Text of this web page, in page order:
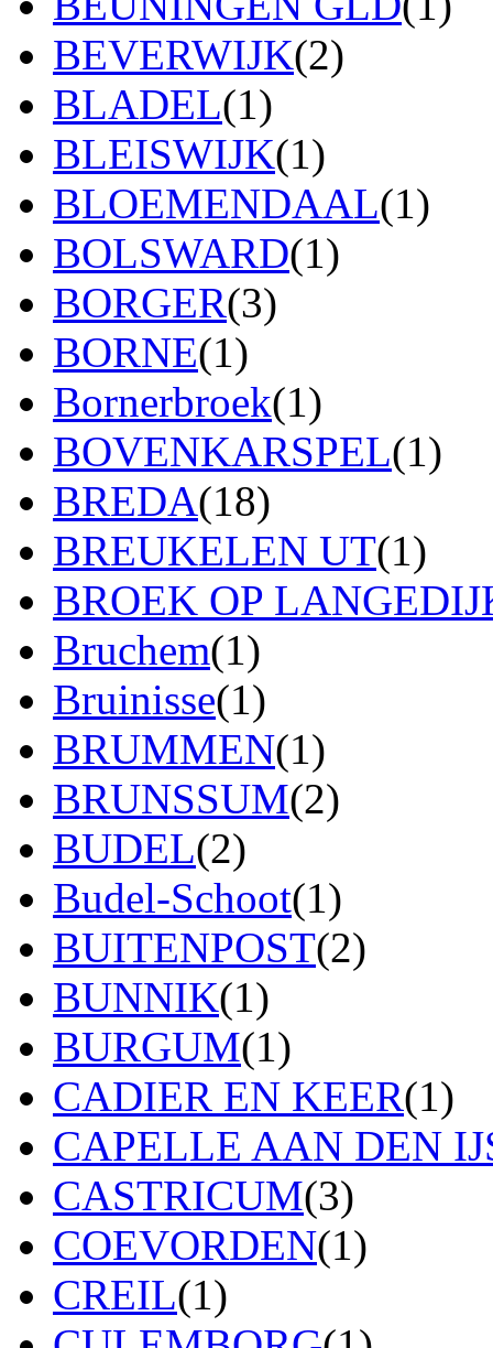
BEVERWIJK(2)
BLADEL(1)
BLEISWIJK(1)
BLOEMENDAAL(1)
BOLSWARD(1)
BORGER(3)
BORNE(1)
Bornerbroek(1)
BOVENKARSPEL(1)
BREDA(18)
BREUKELEN UT(1)
BROEK OP
Bruchem(1)
Bruinisse(1)
BRUMMEN(1)
BRUNSSUM(2)
BUDEL(2)
Budel-Schoot(1)
BUITENPOST(2)
BUNNIK(1)
BURGUM(1)
CADIER EN KEER(1)
CAPELLE AAN DEN
CASTRICUM(3)
COEVORDEN(1)
CREIL(1)